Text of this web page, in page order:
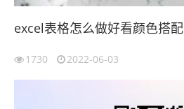
excel表格怎么做好看颜色搭配
1730 2022-06-03